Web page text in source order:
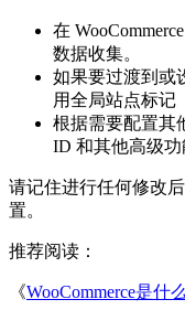
在
数据收集。
如果要过渡到或
用全局站点标记
根据需要配置其
ID 和其他高级功
请记住进行任何修改
置。
推荐阅读：
《WooCommerce是什么